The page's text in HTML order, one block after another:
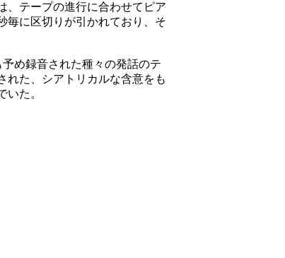
、テープの進行に合わせてピア
毎に区切りが引かれており、そ
め録音された種々の発話のテ
れた、シアトリカルな含意をも
た。